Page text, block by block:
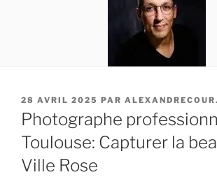
PUBLIÉ
LE
28 AVRIL 2025 PAR
Photographe
Toulouse: Capturer la
Ville Rose